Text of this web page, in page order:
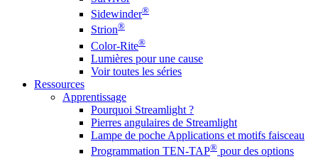
Sidewinder®
Strion®
Color-Rite®
Lumières pour une cause
Voir toutes les séries
Ressources
Apprentissage
Pourquoi Streamlight ?
Pierres angulaires de Streamlight
Lampe de poche Applications et motifs faisceau
Programmation TEN-TAP® pour des options